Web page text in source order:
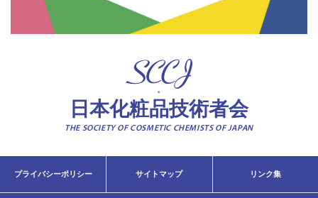
日本化粧品技術者会
THE SOCIETY OF COSMETIC CHEMISTS OF JAPAN
プライバシーポリシー サイトマップ リンク集